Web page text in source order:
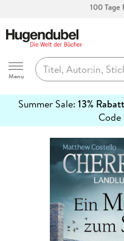
Abholung
Hugendubel
Menu
Summer Sale: 13% Rabatt
Code
erfahren